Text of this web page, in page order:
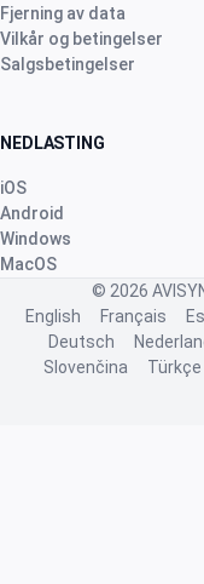
Fjerning av data
Vilkår og betingelser
Salgsbetingelser
NEDLASTING
iOS
Android
Windows
MacOS
© 2026
English
Français
Deutsch
Slovenčina
Türkçe